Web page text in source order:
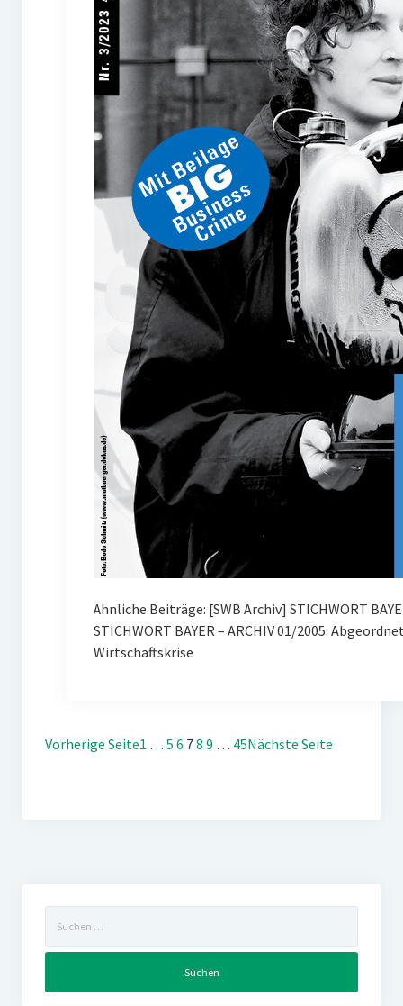
Ähnliche Beiträge: [SWB Archiv] STICHWORT
STICHWORT BAYER – ARCHIV 01/2005:
Wirtschaftskrise
Vorherige Seite1 … 5 6 78 9 … 45Nächste Seite
nach: